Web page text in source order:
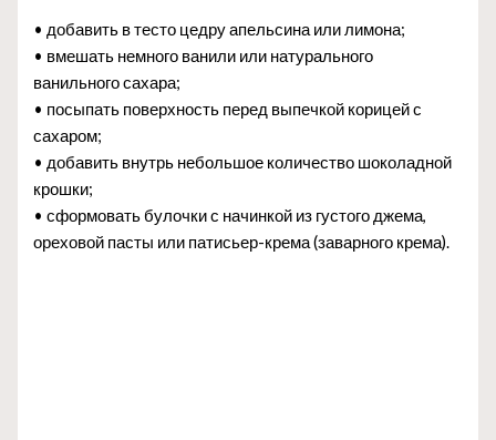
• добавить в тесто цедру апельсина или лимона;
• вмешать немного ванили или натурального
ванильного сахара;
• посыпать поверхность перед выпечкой корицей с
сахаром;
• добавить внутрь небольшое количество шоколадной
крошки;
• сформовать булочки с начинкой из густого джема,
ореховой пасты или патисьер-крема (заварного крема).